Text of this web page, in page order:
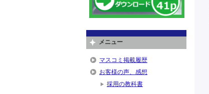
メニュー
マスコミ掲載履歴
お客様の声、感想
採用の教科書